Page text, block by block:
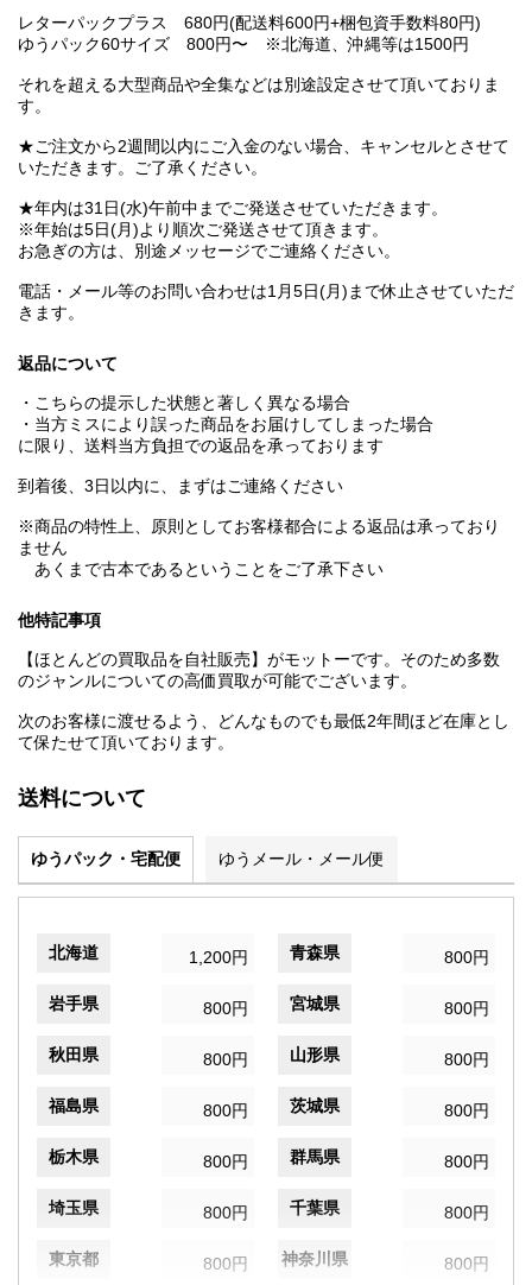
レターパックプラス 680円(配送料600円+梱包資手数料80円)
ゆうパック60サイズ 800円〜 ※北海道、沖縄等は1500円
それを超える大型商品や全集などは別途設定させて頂いておりま
す。
★ご注文から2週間以内にご入金のない場合、キャンセルとさせて
いただきます。ご了承ください。
★年内は31日(水)午前中までご発送させていただきます。
※年始は5日(月)より順次ご発送させて頂きます。
お急ぎの方は、別途メッセージでご連絡ください。
電話・メール等のお問い合わせは1月5日(月)まで休止させていただ
きます。
返品について
・こちらの提示した状態と著しく異なる場合
・当方ミスにより誤った商品をお届けしてしまった場合
に限り、送料当方負担での返品を承っております
到着後、3日以内に、まずはご連絡ください
※商品の特性上、原則としてお客様都合による返品は承っており
ません
あくまで古本であるということをご了承下さい
他特記事項
【ほとんどの買取品を自社販売】がモットーです。そのため多数
のジャンルについての高価買取が可能でございます。
次のお客様に渡せるよう、どんなものでも最低2年間ほど在庫とし
て保たせて頂いております。
送料について
ゆうパック・宅配便 ゆうメール・メール便
北海道 1,200円 青森県 800円
岩手県 800円 宮城県 800円
秋田県 800円 山形県 800円
福島県 800円 茨城県 800円
栃木県 800円 群馬県 800円
埼玉県 800円 千葉県 800円
東京都 800円 神奈川県 800円